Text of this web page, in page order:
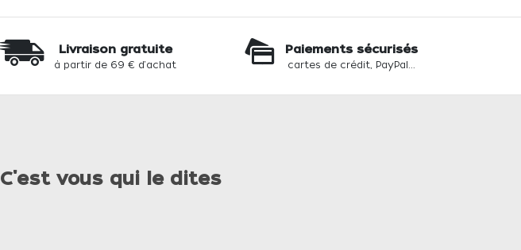
Livraison gratuite
à partir de 69 € d'achat
Paiements sécurisés
cartes de crédit, PayPal...
C'est vous qui le dites